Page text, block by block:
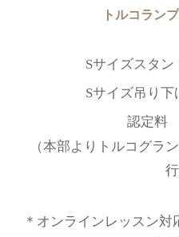
トルコラン
Sサイズスタ
Sサイズ吊り
認定料
（本部よりトルコグラ
行
＊オンラインレッスン